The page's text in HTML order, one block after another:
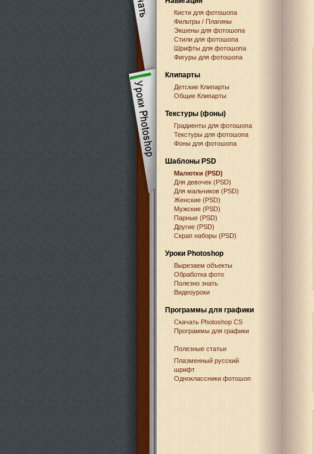
Кисти для фотошопа
Фильтры / Плагины
Экшены для фотошопа
Стили для фотошопа
Шрифты для фотошопа
Фигуры для фотошопа
Клипарты
Детские Клипарты
Общие Клипарты
Текстуры (фоны)
Градиенты для фотошопа
Текстуры для фотошопа
Фоны для фотошопа
Шаблоны PSD
Малютки (PSD)
Для девочек (PSD)
Для мальчиков (PSD)
Женские (PSD)
Мужские (PSD)
Парные (PSD)
Другие (PSD)
Скрап наборы (PSD)
Уроки Photoshop
Вырезаем объекты
Обработка фото
Полезно знать
Видеоуроки
Программы для графики
Cкачать Photoshop CS
Программы для графики
Полезные статьи
Плазменный русский
шрифт
Одноклассники фотошоп